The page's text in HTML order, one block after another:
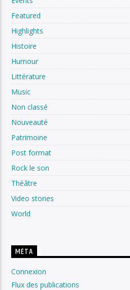
Featured
Highlights
Histoire
Humour
Littérature
Music
Non classé
Nouveauté
Patrimoine
Post format
Rock le son
Théâtre
Video stories
World
MÉTA
Connexion
Flux des publications